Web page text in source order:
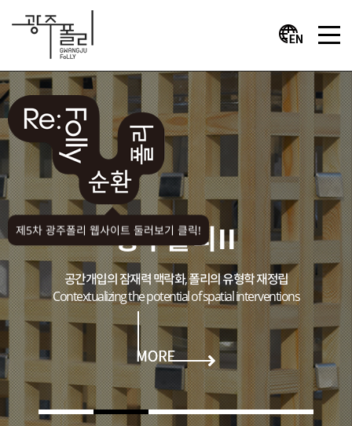
제5차 광주폴리 웹사이트 둘러보기 클릭!
광주폴리II
공간개입의 잠재력 맥락화, 폴리의 유형학 재정립
Contextualizing the potential of spatial interventions